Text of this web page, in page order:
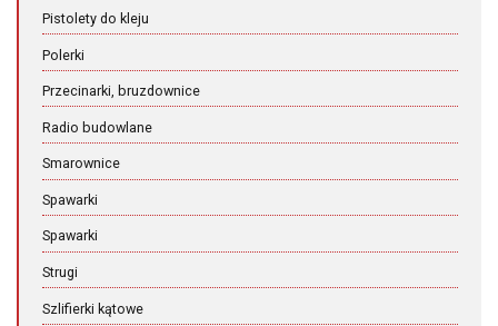
Pistolety do kleju
Polerki
Przecinarki, bruzdownice
Radio budowlane
Smarownice
Spawarki
Spawarki
Strugi
Szlifierki kątowe